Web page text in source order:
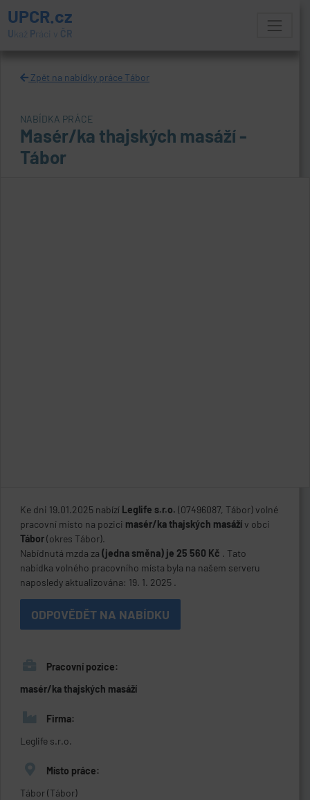
UPCR.cz
U kaž Práci v ČR
Zpět na nabídky práce Tábor
NABÍDKA PRÁCE
Masér/ka thajských masáží -
Tábor
Ke dni 19.01.2025 nabízí Leglife s.r.o. (07496087, Tábor) volné
pracovní místo na pozici masér/ka thajských masáží v obci
Tábor(okres Tábor).
Nabídnutá mzda za (jedna směna) je 25 560 Kč . Tato
nabídka volného pracovního místa byla na našem serveru
naposledy aktualizována: 19. 1. 2025 .
ODPOVĚDĚT NA NABÍDKU
Pracovní pozice:
masér/ka thajských masáží
Firma:
Leglife s.r.o.
Místo práce:
Tábor (Tábor)